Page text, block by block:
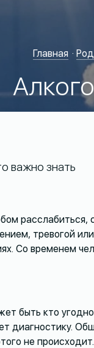
Главная
важно знать
тревогой
Со временем
быть кто
диагностику.
не происходит.